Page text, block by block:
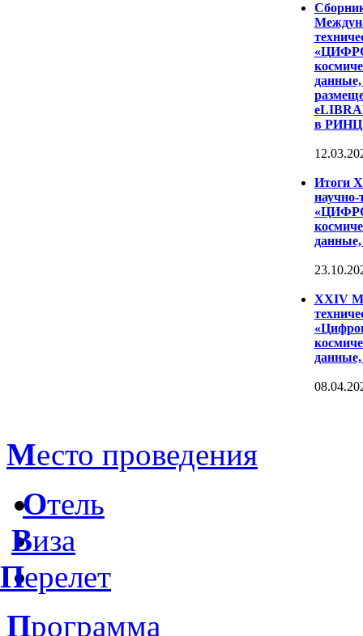
данные,
в
Итоги
научно-
данные,
XXIV
данные,
Место проведения
Отель
Виза
Перелет
Программа